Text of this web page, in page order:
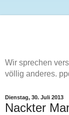
Wir sprechen
völlig anderes.
Dienstag, 30. Juli 2013
Nackter